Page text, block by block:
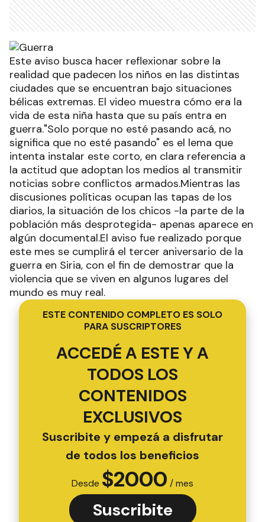
Este aviso busca hacer reflexionar sobre la
realidad que padecen los niños en las distintas
ciudades que se encuentran bajo situaciones
bélicas extremas. El video muestra cómo era la
vida de esta niña hasta que su país entra en
guerra."Solo porque no esté pasando acá, no
significa que no esté pasando" es el lema que
intenta instalar este corto, en clara referencia a
la actitud que adoptan los medios al transmitir
noticias sobre conflictos armados.Mientras las
discusiones políticas ocupan las tapas de los
diarios, la situación de los chicos -la parte de la
población más desprotegida- apenas aparece en
algún documental.El aviso fue realizado porque
este mes se cumplirá el tercer aniversario de la
guerra en Siria, con el fin de demostrar que la
violencia que se viven en algunos lugares del
mundo es muy real.
ESTE CONTENIDO COMPLETO ES SOLO
PARA SUSCRIPTORES
ACCEDÉ A ESTE Y A
TODOS LOS
CONTENIDOS
EXCLUSIVOS
Suscribite y empezá a disfrutar
de todos los beneficios
Desde $2000 / mes
Suscribite